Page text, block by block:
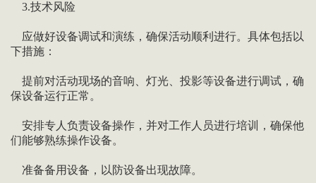
3.技术风险
应做好设备调试和演练，确保活动顺利进行。具体包括以
下措施：
提前对活动现场的音响、灯光、投影等设备进行调试，确
保设备运行正常。
安排专人负责设备操作，并对工作人员进行培训，确保他
们能够熟练操作设备。
准备备用设备，以防设备出现故障。